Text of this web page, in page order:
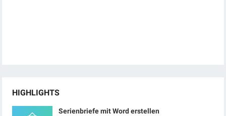
HIGHLIGHTS
Serienbriefe mit Word erstellen